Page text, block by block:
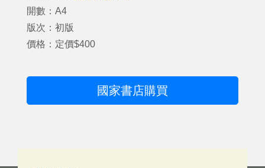
開數：A4
版次：初版
價格：定價$400
國家書店購買